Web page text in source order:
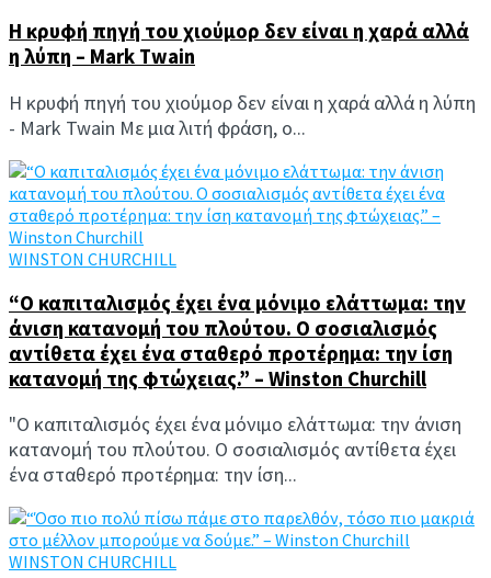
Η κρυφή πηγή του χιούμορ δεν είναι η χαρά αλλά
η λύπη – Mark Twain
Η κρυφή πηγή του χιούμορ δεν είναι η χαρά αλλά η λύπη
- Mark Twain Με μια λιτή φράση, ο...
WINSTON CHURCHILL
“Ο καπιταλισμός έχει ένα μόνιμο ελάττωμα: την
άνιση κατανομή του πλούτου. Ο σοσιαλισμός
αντίθετα έχει ένα σταθερό προτέρημα: την ίση
κατανομή της φτώχειας.” – Winston Churchill
"Ο καπιταλισμός έχει ένα μόνιμο ελάττωμα: την άνιση
κατανομή του πλούτου. Ο σοσιαλισμός αντίθετα έχει
ένα σταθερό προτέρημα: την ίση...
WINSTON CHURCHILL